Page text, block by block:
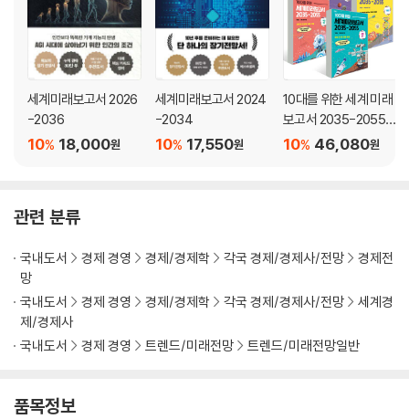
1. 장수탈출속도 중간 점검
2. 인체의 75% 단백질의 비밀이 밝혀지다
3. 노화 방지, 그리고 노화 역전
4. 몸을 치료하는 작은 로봇
5. 100배 더 빠르고 저렴한 AI 설계 신약
6. 인체의 증강 외골격
2. 2025년 첫 승객 태우는 수직이착륙 전기 항공기
3. 자율주행차, 인간보다 안전해졌다
4. 극한 기후 견디는 3D 프린팅 주택
5. 수직 농업 어디까지 왔나
6. 우주비행이 인체에 미치는 영향
부록 1. 밀레니엄 프로젝트: AGI 글로벌 거버넌스 수립 2단계 논의
세계미래보고서 2026
-2036
18,000원
10%
세계미래보고서 2024
-2034
17,550원
10%
10대를 위한 세계 미래
보고서 2035-2055 4
권 세트46,080원
10%
관련 분류
국내도서 경제 경영 경제/경제학 각국 경제/경제사/전망
경제전
망
국내도서
경제 경영 경제/경제학 각국 경제/경제사/전망
세계경
제/경제사
국내도서
경제 경영 트렌드/미래전망 트렌드/미래전망일반
품목정보